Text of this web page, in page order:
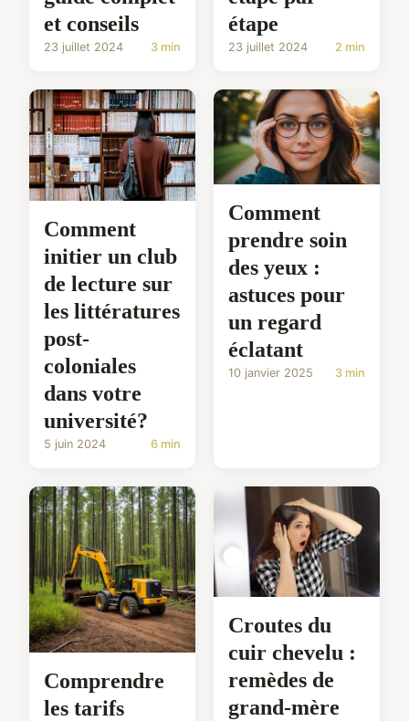
et conseils
23 juillet 2024 3 min
étape
23 juillet 2024 2 min
Comment
initier un club
de lecture sur
les littératures
post-
coloniales
dans votre
université?
5 juin 2024 6 min
Comment
prendre soin
des yeux :
astuces pour
un regard
éclatant
10 janvier 2025 3 min
Comprendre
les tarifs
Croutes du
cuir chevelu :
remèdes de
grand-mère